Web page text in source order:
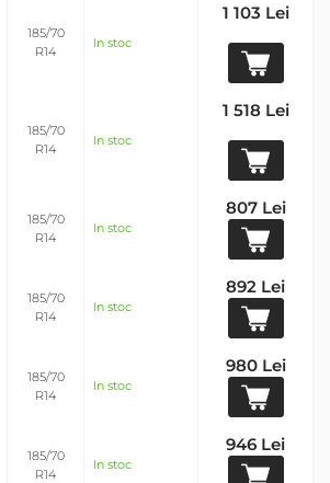
185/70
R14
In stoc
1 103 Lei
185/70
R14
In stoc
1 518 Lei
185/70
R14
In stoc
807 Lei
185/70
R14
In stoc
892 Lei
185/70
R14
In stoc
980 Lei
185/70
R14
In stoc
946 Lei